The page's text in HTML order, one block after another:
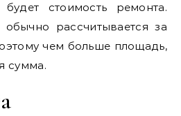
стоимость ремонта.
рассчитывается за
чем больше площадь,
сумма.